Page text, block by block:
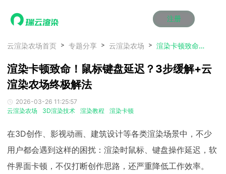
注册
首页
产品服务
云制作
云渲染管理系统
瑞兔百宝箱
AI视频插帧
云制作
云渲染管理系统
瑞兔百宝箱
AI视频插帧
云制作
云渲染管理系统
瑞兔百宝箱
AI视频插帧
云制作
云渲染管理系统
瑞兔百宝箱
AI视频插帧
云制作
云渲染管理系统
瑞兔百宝箱
AI视频插帧
云制作
云渲染管理系统
瑞兔百宝箱
AI视频插帧
Maya云渲染方案
3ds Max云渲染方案
Cinema 4D云渲染方案
Maya AI渲染方案
Maya云渲染方案
3ds Max云渲染方案
Cinema 4D云渲染方案
Maya AI渲染方案
Maya云渲染方案
3ds Max云渲染方案
Cinema 4D云渲染方案
Maya AI渲染方案
Maya云渲染方案
3ds Max云渲染方案
Cinema 4D云渲染方案
Maya AI渲染方案
Maya云渲染方案
3ds Max云渲染方案
Cinema 4D云渲染方案
Maya AI渲染方案
Maya云渲染方案
3ds Max云渲染方案
Cinema 4D云渲染方案
Maya AI渲染方案
动画价格
效果图价格
云制作价格
动画价格
效果图价格
云制作价格
动画价格
效果图价格
云制作价格
动画价格
效果图价格
云制作价格
动画价格
效果图价格
云制作价格
动画价格
效果图价格
云制作价格
资讯&赛事
新闻资讯
渲染百科
新闻资讯
渲染百科
新闻资讯
渲染百科
新闻资讯
渲染百科
新闻资讯
渲染百科
新闻资讯
渲染百科
云渲染农场首页 专题分享 云渲染农场 渲染卡顿致命！鼠标键盘延迟？3步缓解+云渲染农场终极解法
渲染卡顿致命！鼠标键盘延迟？3步缓解+云
渲染农场终极解法
2026-03-26 11:25:57
云渲染农场
3D渲染技术 渲染教程 渲染卡顿
在3D创作、影视动画、建筑设计等各类渲染场景中，不少
用户都会遇到这样的困扰：渲染时鼠标、键盘操作延迟，软
件界面卡顿，不仅打断创作思路，还严重降低工作效率。